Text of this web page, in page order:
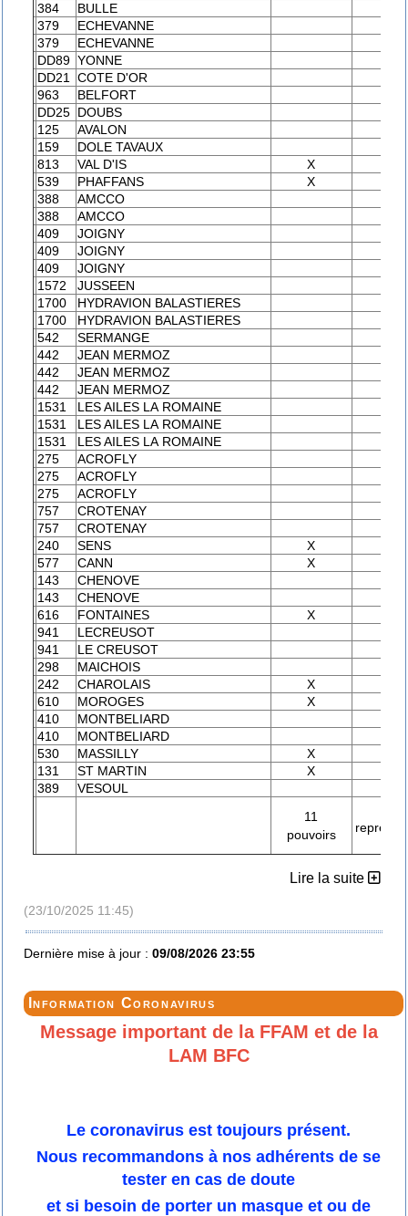
384
BULLE
379
ECHEVANNE
379
ECHEVANNE
DD89 YONNE
DD21
COTE D'OR
963
BELFORT
DD25 DOUBS
125
AVALON
159
DOLE TAVAUX
813
VAL D'IS
X
539
PHAFFANS
X
388
AMCCO
388
AMCCO
409
JOIGNY
409
JOIGNY
409
JOIGNY
1572
JUSSEEN
1700
HYDRAVION BALASTIERES
1700
HYDRAVION BALASTIERES
542
SERMANGE
442
JEAN MERMOZ
442
JEAN MERMOZ
442
JEAN MERMOZ
1531
LES AILES LA ROMAINE
1531
LES AILES LA ROMAINE
1531
LES AILES LA ROMAINE
275
ACROFLY
275
ACROFLY
275
ACROFLY
757
CROTENAY
757
CROTENAY
240
SENS
X
577
CANN
X
143
CHENOVE
143
CHENOVE
616
FONTAINES
X
941
LECREUSOT
941
LE CREUSOT
298
MAICHOIS
242
CHAROLAIS
X
610
MOROGES
X
410
MONTBELIARD
410
MONTBELIARD
530
MASSILLY
X
131
ST MARTIN
X
389
VESOUL
11
pouvoirs
Lire la suite
(23/10/2025 11:45)
Dernière mise à jour : 09/08/2026 23:55
Information Coronavirus
Message important de la FFAM et de la
LAM BFC
Le coronavirus est toujours présent.
Nous recommandons à nos adhérents de se
tester en cas de doute
et si besoin de porter un masque et ou de